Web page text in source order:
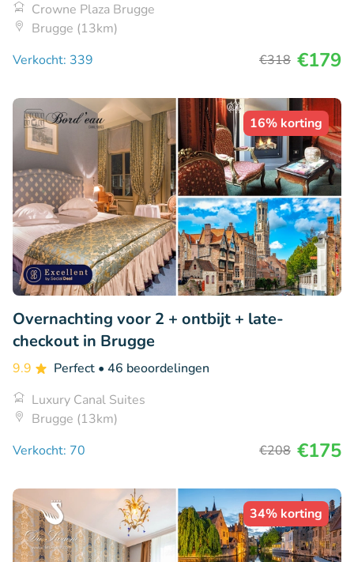
Crowne Plaza Brugge
Brugge (13km)
Verkocht: 339
€318 €179
16% korting
Overnachting voor 2 + ontbijt + late-
checkout in Brugge
9.9 Perfect • 46 beoordelingen
Luxury Canal Suites
Brugge (13km)
Verkocht: 70
€208 €175
34% korting